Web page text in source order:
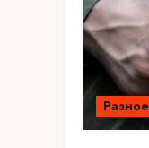
Разное